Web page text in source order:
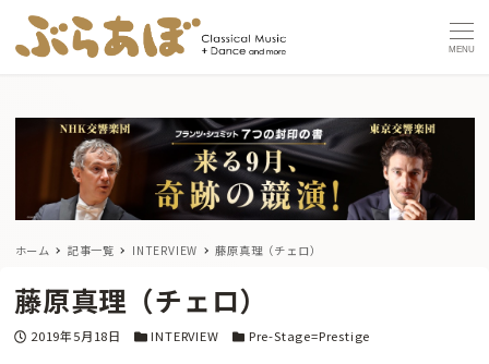
MENU
ホーム 記事一覧 INTERVIEW 藤原真理（チェロ）
藤原真理（チェロ）
投稿日
2019年5月18日 カテゴリー
INTERVIEW カテゴリー
Pre-Stage=Prestige